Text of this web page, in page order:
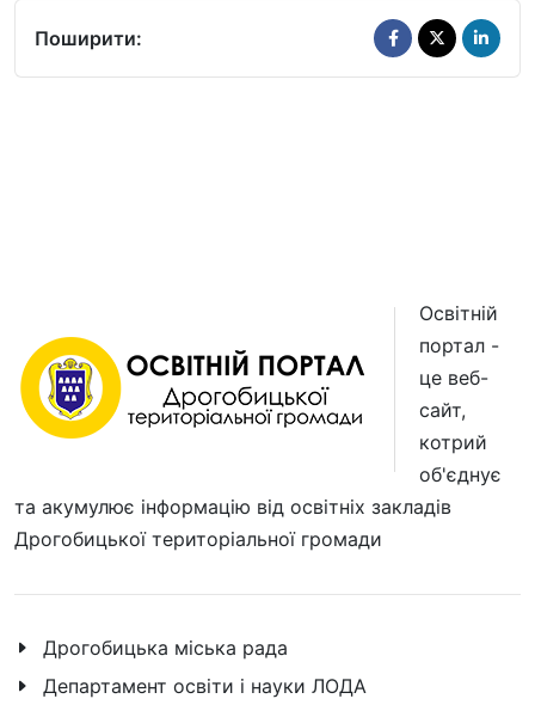
Поширити:
Освітній
портал -
це веб-
сайт,
котрий
об'єднує
та акумулює інформацію від освітніх закладів
Дрогобицької територіальної громади
Дрогобицька міська рада
Департамент освіти і науки ЛОДА